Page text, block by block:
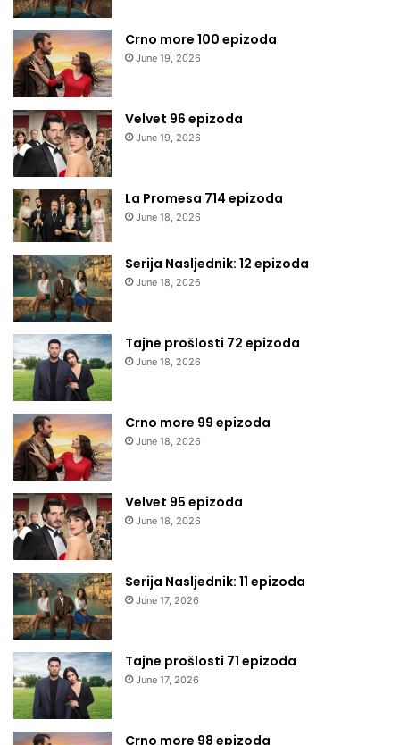
Crno more 100 epizoda
June 19, 2026
Velvet 96 epizoda
June 19, 2026
La Promesa 714 epizoda
June 18, 2026
Serija Nasljednik: 12 epizoda
June 18, 2026
Tajne prošlosti 72 epizoda
June 18, 2026
Crno more 99 epizoda
June 18, 2026
Velvet 95 epizoda
June 18, 2026
Serija Nasljednik: 11 epizoda
June 17, 2026
Tajne prošlosti 71 epizoda
June 17, 2026
Crno more 98 epizoda